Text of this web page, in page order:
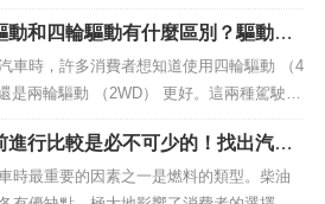
是，由於 柴油發動機及其噴射系統控制變
細， 1980 年代見證了這種情況的變化。在
動和四輪驅動有什麼區別？驅動方
缺點比較
車時，許多消費者想知道使用四輪驅動 （4
是兩輪驅動 （2WD） 更好。這兩種駕駛方
條件、燃油經濟性和維護成本都有重大影
清楚地瞭解每種方式的優缺點非常重要。
，我...
進行比較是必不可少的！找出汽油
的區別
時最重要的因素之一是燃料的類型。柴油